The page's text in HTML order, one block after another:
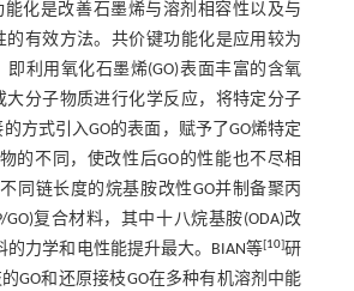
化是改善石墨烯与溶剂相容性以及与
的有效方法。共价键功能化是应用较为
即利用氧化石墨烯(GO)表面丰富的含氧
大分子物质进行化学反应，将特定分子
方式引入GO的表面，赋予了GO烯特定
的不同，使改性后GO的性能也不尽相
同链长度的烷基胺改性GO并制备聚丙
GO)复合材料，其中十八烷基胺(ODA)改
的力学和电性能提升最大。BIAN等[10]研
GO和还原接枝GO在多种有机溶剂中能